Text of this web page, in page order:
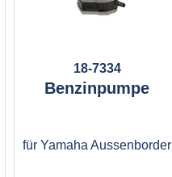
18-7334
Benzinpumpe
für Yamaha Aussenborder